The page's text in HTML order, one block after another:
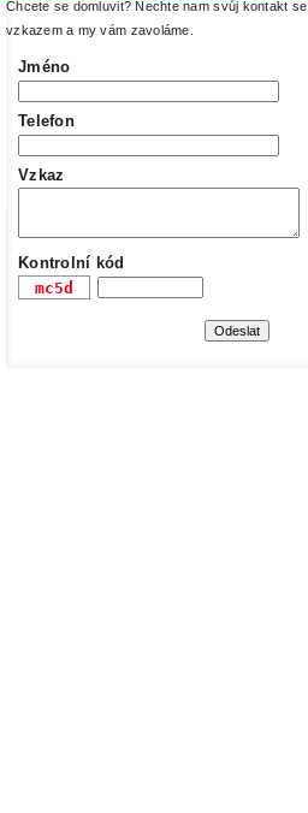
Chcete se domluvit? Nechte nam svůj kontakt se
vzkazem a my vám zavoláme.
Jméno
Telefon
Vzkaz
Kontrolní kód